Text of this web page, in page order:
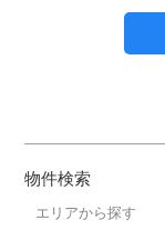
物件検索
エリアから探す